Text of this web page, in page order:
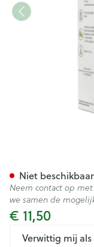
€ 11,50
Verwittig mij
Niet beschikbaar
Neem contact op
we samen de